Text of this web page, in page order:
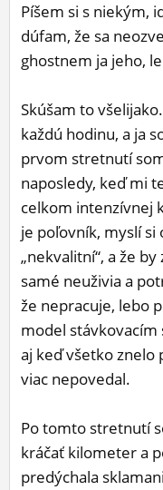
MÔJ PROFIL
NASTAVENIA
Píšem si s niekým,
dúfam, že sa
ghostnem ja jeho,
Skúšam to
každú hodinu, a ja
prvom stretnutí
naposledy, keď mi
celkom intenzívnej
je poľovník, myslí si
„nekvalitní“, a že
samé neuživia a
že nepracuje, lebo
model
aj keď všetko znelo
viac nepovedal.
Po tomto stretnutí
kráčať kilometer a
predýchala